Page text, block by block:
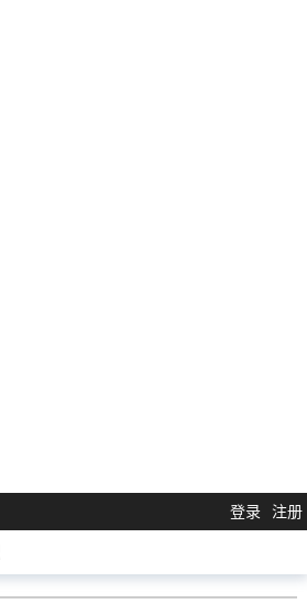
登录 注册